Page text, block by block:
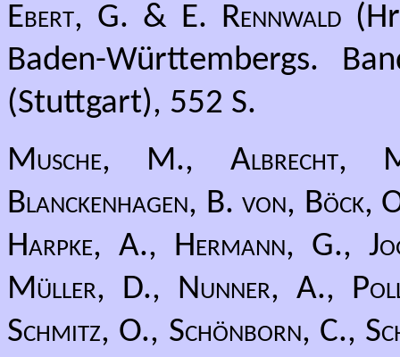
Ebert, G. & E. Rennwald
Baden-Württembergs.
(Stuttgart), 552 S.
Musche, M., Albrecht,
Blanckenhagen, B. von, Böck,
Harpke, A., Hermann, G.,
Müller, D., Nunner, A.,
Schmitz, O., Schönborn, C.,